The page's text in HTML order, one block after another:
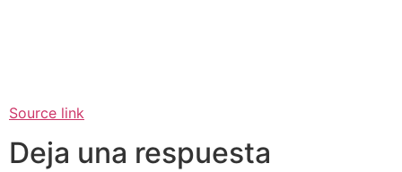
Source link
Deja una respuesta